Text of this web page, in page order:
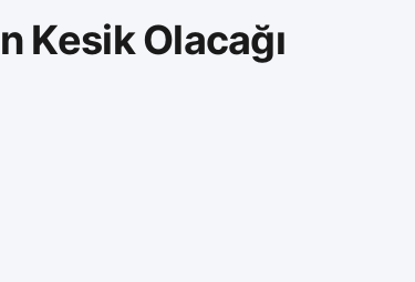
Kesik Olacağı